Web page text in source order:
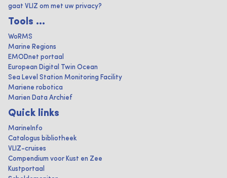
gaat VLIZ om met uw privacy?
Tools ...
WoRMS
Marine Regions
EMODnet portaal
European Digital Twin Ocean
Sea Level Station Monitoring Facility
Mariene robotica
Marien Data Archief
Quick links
MarineInfo
Catalogus bibliotheek
VLIZ-cruises
Compendium voor Kust en Zee
Kustportaal